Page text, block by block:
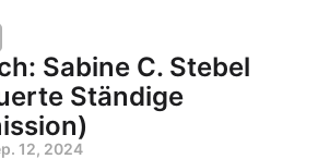
Sabine C. Stebel
Ständige
12, 2024